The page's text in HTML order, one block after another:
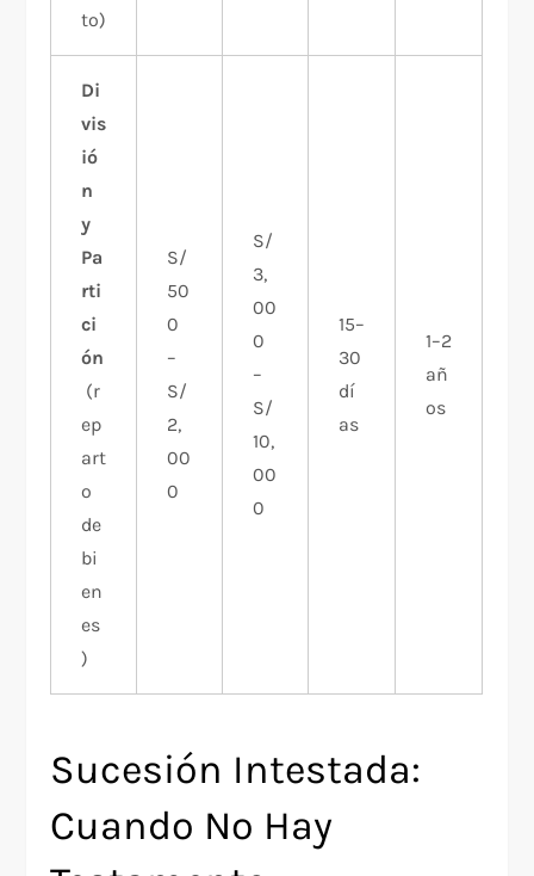
to)
Di
vis
ió
n
y
Pa
rti
ci
ón
(r
ep
art
o
de
bi
en
es
)
S/
50
0
–
S/
2,
00
0
S/
3,
00
0
–
S/
10,
00
0
15–
30
dí
as
1–2
añ
os
Sucesión Intestada:
Cuando No Hay